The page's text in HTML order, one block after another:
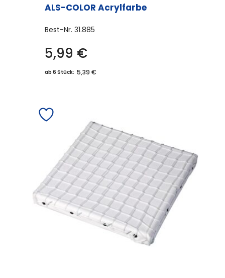
ALS-COLOR Acrylfarbe
Best-Nr. 31.885
5,99 €
ab 6 Stück: 5,39 €
Die
Optionen
können
auf
der
Produktseite
gewählt
werden